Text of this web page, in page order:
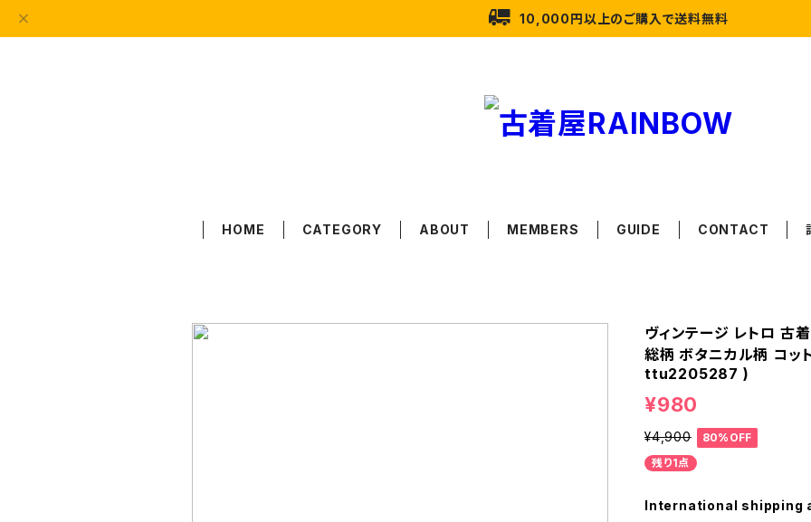
10,000円以上のご購入で送料無料
HOME CATEGORY ABOUT MEMBERS GUIDE CONTACT
ヴィンテージ レトロ 古
総柄 ボタニカル柄 コッ
ttu2205287 )
¥980
¥4,900
80%OFF
残り1点
International shipping